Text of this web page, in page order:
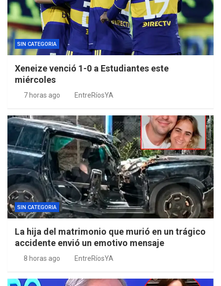
SIN CATEGORIA
Xeneize venció 1-0 a Estudiantes este
miércoles
7 horas ago EntreRíosYA
SIN CATEGORIA
La hija del matrimonio que murió en un trágico
accidente envió un emotivo mensaje
8 horas ago EntreRíosYA